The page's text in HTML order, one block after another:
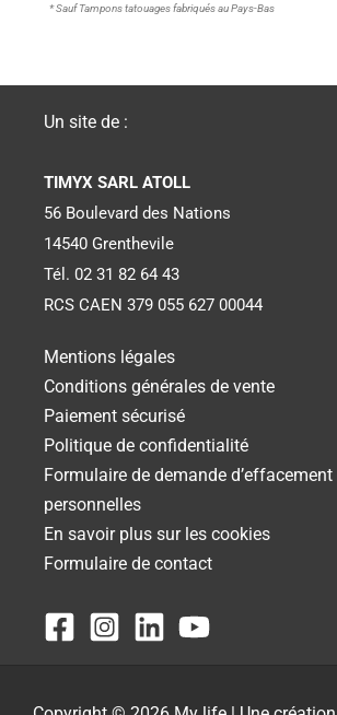
* Sauf Tampons tatouages fabriqués au Pays-Bas
Un site de :
TIMYX SARL ATOLL
56 Boulevard des Nations
14540 Grenthevile
Tél. 02 31 82 64 43
RCS CAEN 379 055 627 00044
Mentions légales
Conditions générales de vente
Paiement sécurisé
Politique de confidentialité
Formulaire de demande
personnelles
En savoir plus sur les cookies
Formulaire de contact